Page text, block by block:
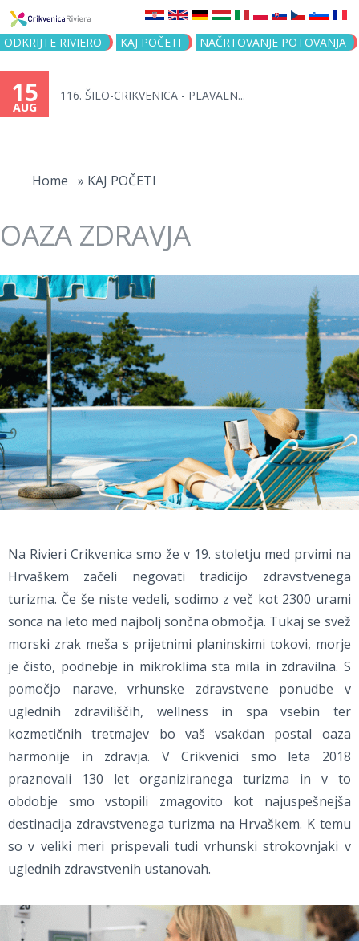
Jump to navigation
ODKRIJTE RIVIERO KAJ POČETI NAČRTOVANJE POTOVANJA
15
AUG
116. ŠILO-CRIKVENICA - PLAVALN...
Home » KAJ POČETI
OAZA ZDRAVJA
Na Rivieri Crikvenica smo že v 19. stoletju med prvimi na
Hrvaškem začeli negovati tradicijo zdravstvenega
turizma. Če še niste vedeli, sodimo z več kot 2300 urami
sonca na leto med najbolj sončna območja. Tukaj se svež
morski zrak meša s prijetnimi planinskimi tokovi, morje
je čisto, podnebje in mikroklima sta mila in zdravilna. S
pomočjo narave, vrhunske zdravstvene ponudbe v
uglednih zdraviliščih, wellness in spa vsebin ter
kozmetičnih tretmajev bo vaš vsakdan postal oaza
harmonije in zdravja. V Crikvenici smo leta 2018
praznovali 130 let organiziranega turizma in v to
obdobje smo vstopili zmagovito kot najuspešnejša
destinacija zdravstvenega turizma na Hrvaškem. K temu
so v veliki meri prispevali tudi vrhunski strokovnjaki v
uglednih zdravstvenih ustanovah.